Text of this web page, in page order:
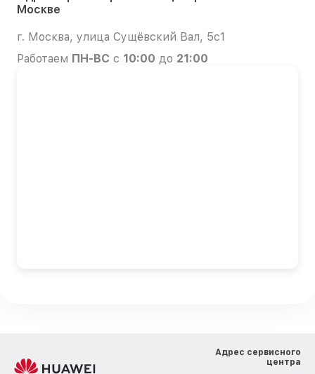
Москве
г. Москва, улица Сущёвский Вал, 5с1
Работаем ПН-ВС с 10:00 до 21:00
Адрес сервисного
центра